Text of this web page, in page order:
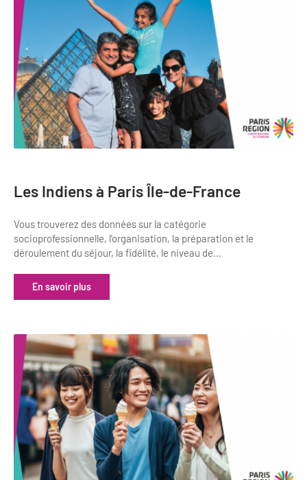
Annuaire accessibilité
Le Label Villes et Villages Fleuris
L'organisation du label
S'investir dans le label
L'organisation des visites
Inscription à la newsletter
Institutionnels du tourisme
Grands Evènements
Les Indiens à Paris Île-de-France
Vous trouverez des données sur la catégorie
socioprofessionnelle, l'organisation, la préparation et le
déroulement du séjour, la fidélité, le niveau de...
En savoir plus